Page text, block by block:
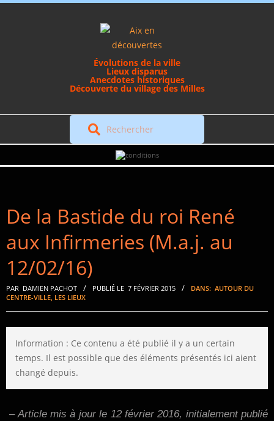
Évolutions de la ville
Lieux disparus
Anecdotes historiques
Découverte du village des Milles
Rechercher
Navigation
De la Bastide du roi René
aux Infirmeries (M.a.j. au
12/02/16)
PAR DAMIEN PACHOT PUBLIÉ LE 7 FÉVRIER 2015 DANS: AUTOUR DU
CENTRE-VILLE, LES LIEUX
Information : Ce contenu a été publié il y a un certain
temps. Il est possible que des éléments présentés ici aient
changé depuis.
– Article mis à jour le 12 février 2016, initialement publié